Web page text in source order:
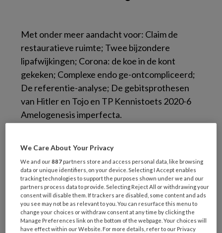
Met onder meer aandacht voor: Claim de
restauratieve ruimte; Twee bijzondere
lipafwijkingen; Corona: de koe in de kont
gekeken; Complexe endo ge-ontcompliceerd;
De referentie-analyse; De gebitsprothesen
van Hitler en Tojo en TP Kennistoets 2020-6
Amelogenesis imperfecta.
We Care About Your Privacy
We and our887 partners store and access personal data, like browsing
data or unique identifiers, on your device. Selecting I Accept enables
tracking technologies to support the purposes shown under we and our
partners process data to provide. Selecting Reject All or withdrawing your
consent will disable them. If trackers are disabled, some content and ads
you see may not be as relevant to you. You can resurface this menu to
change your choices or withdraw consent at any time by clicking the
Manage Preferences link on the bottom of the webpage. Your choices will
have effect within our Website. For more details, refer to our Privacy